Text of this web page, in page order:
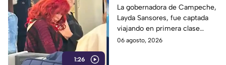
1:26
Campeche, fue captada
viajando en primera
clase rumbo a Madrid
junto a su hermana,
La gobernadora de Campeche,
Layda Sansores, fue captada
viajando en primera clase
rumbo a Madrid junto a su
06 agosto, 2026